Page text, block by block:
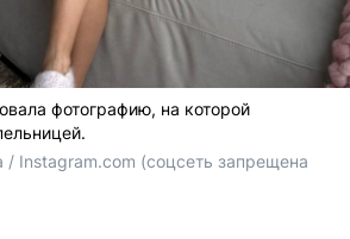
фотографию, на которой
/ Instagram.com (соцсеть запрещена